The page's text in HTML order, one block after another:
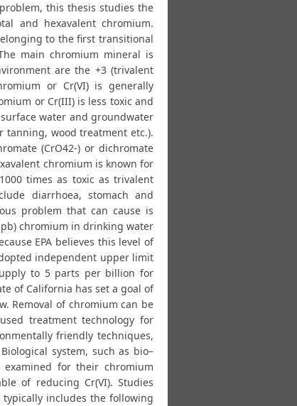
this thesis studies the
and hexavalent chromium.
to the first transitional
main chromium mineral is
are the +3 (trivalent
or Cr(VI) is generally
or Cr(III) is less toxic and
water and groundwater
tanning, wood treatment etc.).
(CrO42-) or dichromate
chromium is known for
times as toxic as trivalent
diarrhoea, stomach and
problem that can cause is
chromium in drinking water
EPA believes this level of
independent upper limit
to 5 parts per billion for
of California has set a goal of
Removal of chromium can be
treatment technology for
friendly techniques,
system, such as bio–
for their chromium
of reducing Cr(VI). Studies
includes the following